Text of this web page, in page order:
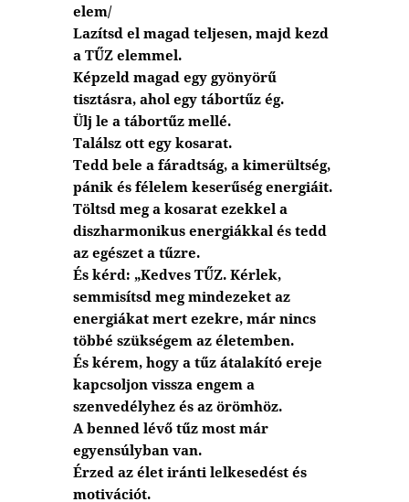
elem/
Lazítsd el magad teljesen, majd kezd
a TŰZ elemmel.
Képzeld magad egy gyönyörű
tisztásra, ahol egy tábortűz ég.
Ülj le a tábortűz mellé.
Találsz ott egy kosarat.
Tedd bele a fáradtság, a kimerültség,
pánik és félelem keserűség energiáit.
Töltsd meg a kosarat ezekkel a
diszharmonikus energiákkal és tedd
az egészet a tűzre.
És kérd: „Kedves TŰZ. Kérlek,
semmisítsd meg mindezeket az
energiákat mert ezekre, már nincs
többé szükségem az életemben.
És kérem, hogy a tűz átalakító ereje
kapcsoljon vissza engem a
szenvedélyhez és az örömhöz.
A benned lévő tűz most már
egyensúlyban van.
Érzed az élet iránti lelkesedést és
motivációt.